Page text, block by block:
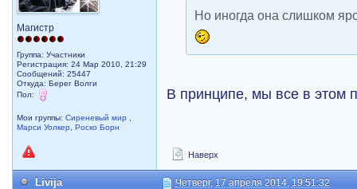
Магистр
Группа: Участники
Регистрация: 24 Мар 2010, 21:29
Сообщений: 25447
Откуда: Берег Волги
Пол:
Мои группы:Сиреневый мир
Марси Уолкер
,Роско Борн
Но иногда она слишком
В принципе, мы все в этом
Наверх
Livija Четверг, 17 апреля 2014, 19:51:32